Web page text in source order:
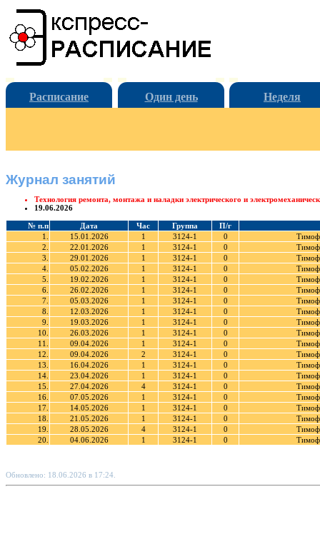
Расписание Один день Неделя
Журнал занятий
Технология ремонта, монтажа и наладки электрического и
19.06.2026
№ п.п Дата Час Группа
П/г
1.
15.01.2026 1 3124-1 0
2.
22.01.2026 1 3124-1 0
3.
29.01.2026 1 3124-1 0
4.
05.02.2026 1 3124-1 0
5.
19.02.2026 1 3124-1 0
6.
26.02.2026 1 3124-1 0
7.
05.03.2026 1 3124-1 0
8.
12.03.2026 1 3124-1 0
9.
19.03.2026 1 3124-1 0
10.
26.03.2026 1 3124-1 0
11.
09.04.2026 1 3124-1 0
12.
09.04.2026 2 3124-1 0
13.
16.04.2026 1 3124-1 0
14.
23.04.2026 1 3124-1 0
15.
27.04.2026 4 3124-1 0
16.
07.05.2026 1 3124-1 0
17.
14.05.2026 1 3124-1 0
18.
21.05.2026 1 3124-1 0
19.
28.05.2026 4 3124-1 0
20.
04.06.2026 1 3124-1 0
Обновлено: 18.06.2026 в 17:24.